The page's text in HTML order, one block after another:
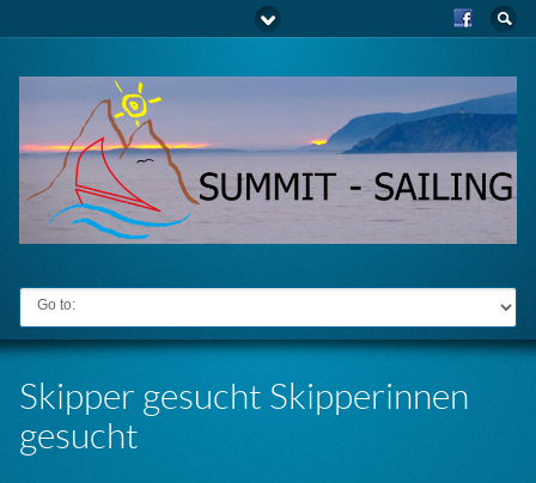
Go to:
Skipper gesucht Skipperinnen
gesucht